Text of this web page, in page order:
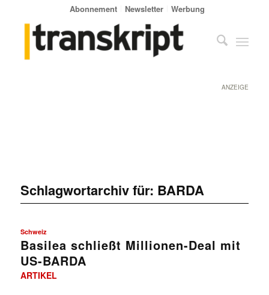
Abonnement Newsletter Werbung
ANZEIGE
Schlagwortarchiv für: BARDA
Schweiz
Basilea schließt Millionen-Deal mit
US-BARDA
ARTIKEL